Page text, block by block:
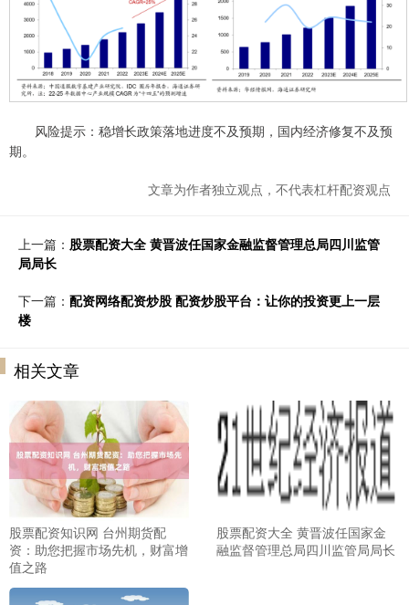
风险提示：稳增长政策落地进度不及预期，国内经济修复不及预
期。
文章为作者独立观点，不代表杠杆配资观点
上一篇： 股票配资大全 黄晋波任国家金融监督管理总局四川监管
局局长
下一篇： 配资网络配资炒股 配资炒股平台：让你的投资更上一层
楼
相关文章
股票配资知识网 台州期货配
资：助您把握市场先机，财富增
值之路
股票配资大全 黄晋波任国家金
融监督管理总局四川监管局局长